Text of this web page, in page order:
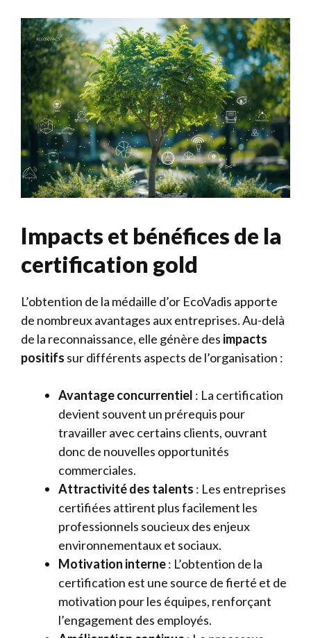
Impacts et bénéfices de la
certification gold
L’obtention de la médaille d’or EcoVadis apporte
de nombreux avantages aux entreprises. Au-delà
de la reconnaissance, elle génère des impacts
positifs sur différents aspects de l’organisation :
Avantage concurrentiel : La certification
devient souvent un prérequis pour
travailler avec certains clients, ouvrant
donc de nouvelles opportunités
commerciales.
Attractivité des talents : Les entreprises
certifiées attirent plus facilement les
professionnels soucieux des enjeux
environnementaux et sociaux.
Motivation interne: L’obtention de la
certification est une source de fierté et de
motivation pour les équipes, renforçant
l’engagement des employés.